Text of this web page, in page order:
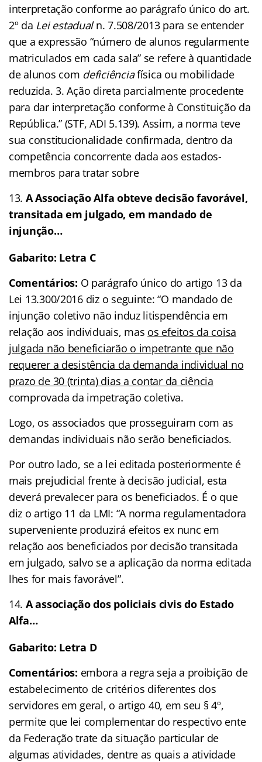
interpretação conforme ao parágrafo único do art.
2º da Lei estadualn. 7.508/2013 para se entender
que a expressão “número de alunos regularmente
matriculados em cada sala” se refere à quantidade
de alunos com deficiênciafísica ou mobilidade
reduzida. 3. Ação direta parcialmente procedente
para dar interpretação conforme à Constituição da
República.” (STF, ADI 5.139). Assim, a norma teve
sua constitucionalidade confirmada, dentro da
competência concorrente dada aos estados-
membros para tratar sobre
A Associação Alfa obteve decisão favorável,
transitada em julgado, em mandado de
injunção…
Gabarito: Letra C
Comentários: O parágrafo único do artigo 13 da
Lei 13.300/2016 diz o seguinte: “O mandado de
injunção coletivo não induz litispendência em
relação aos individuais, mas os efeitos da coisa
julgada não beneficiarão o impetrante que não
requerer a desistência da demanda individual no
prazo de 30 (trinta) dias a contar da ciência
comprovada da impetração coletiva.
Logo, os associados que prosseguiram com as
demandas individuais não serão beneficiados.
Por outro lado, se a lei editada posteriormente é
mais prejudicial frente à decisão judicial, esta
deverá prevalecer para os beneficiados. É o que
diz o artigo 11 da LMI: “A norma regulamentadora
superveniente produzirá efeitos ex nunc em
relação aos beneficiados por decisão transitada
em julgado, salvo se a aplicação da norma editada
lhes for mais favorável”.
A associação dos policiais civis do Estado
Alfa…
Gabarito: Letra D
Comentários: embora a regra seja a proibição de
estabelecimento de critérios diferentes dos
servidores em geral, o artigo 40, em seu § 4º,
permite que lei complementar do respectivo ente
da Federação trate da situação particular de
algumas atividades, dentre as quais a atividade